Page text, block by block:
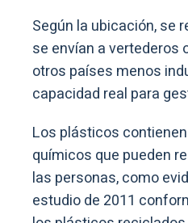
Según la ubicación, se
se envían a vertederos
otros países menos
capacidad real para
Los plásticos
químicos que pueden
las personas, como
estudio de 2011